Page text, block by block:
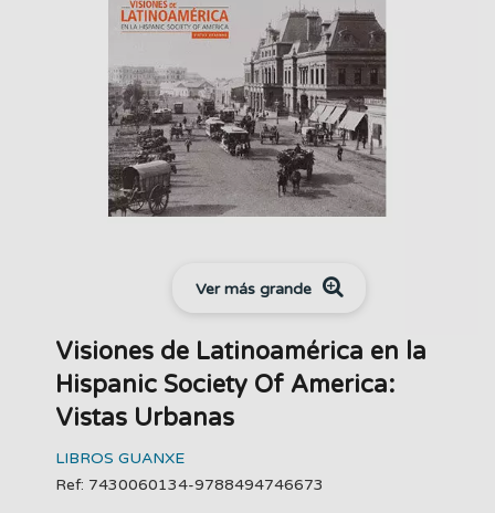
Ver más grande
Visiones de Latinoamérica en la
Hispanic Society Of America:
Vistas Urbanas
LIBROS GUANXE
Ref: 7430060134-9788494746673